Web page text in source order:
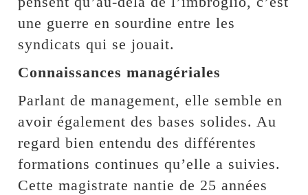
une guerre en sourdine entre les
syndicats qui se jouait.
Connaissances managériales
Parlant de management, elle semble en
avoir également des bases solides. Au
regard bien entendu des différentes
formations continues qu’elle a suivies.
Cette magistrate nantie de 25 années